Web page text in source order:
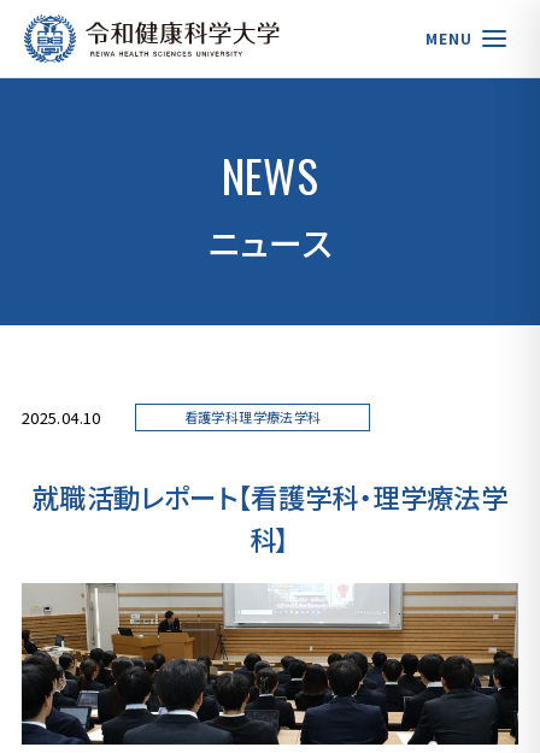
MENU
NEWS
ニュース
2025.04.10 看護学科理学療法学科
就職活動レポート【看護学科・理学療法学
科】